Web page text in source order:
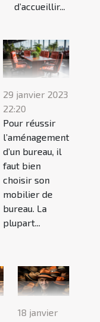
d’accueillir...
29 janvier 2023
22:20
Pour réussir
l’aménagement
d’un bureau, il
faut bien
choisir son
mobilier de
bureau. La
plupart...
18 janvier